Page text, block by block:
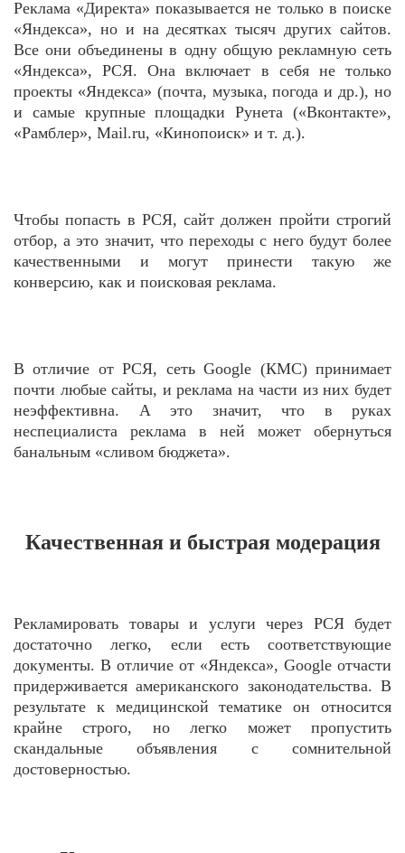
Реклама «Директа» показывается не только в поиске
«Яндекса», но и на десятках тысяч других сайтов.
Все они объединены в одну общую рекламную сеть
«Яндекса», РСЯ. Она включает в себя не только
проекты «Яндекса» (почта, музыка, погода и др.), но
и самые крупные площадки Рунета («Вконтакте»,
«Рамблер», Mail.ru, «Кинопоиск» и т. д.).
Чтобы попасть в РСЯ, сайт должен пройти строгий
отбор, а это значит, что переходы с него будут более
качественными и могут принести такую же
конверсию, как и поисковая реклама.
В отличие от РСЯ, сеть Google (КМС) принимает
почти любые сайты, и реклама на части из них будет
неэффективна. А это значит, что в руках
неспециалиста реклама в ней может обернуться
банальным «сливом бюджета».
Качественная и быстрая модерация
Рекламировать товары и услуги через РСЯ будет
достаточно легко, если есть соответствующие
документы. В отличие от «Яндекса», Google отчасти
придерживается американского законодательства. В
результате к медицинской тематике он относится
крайне строго, но легко может пропустить
скандальные объявления с сомнительной
достоверностью.